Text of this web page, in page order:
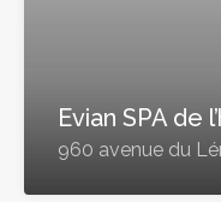
Evian SPA de
960 avenue du